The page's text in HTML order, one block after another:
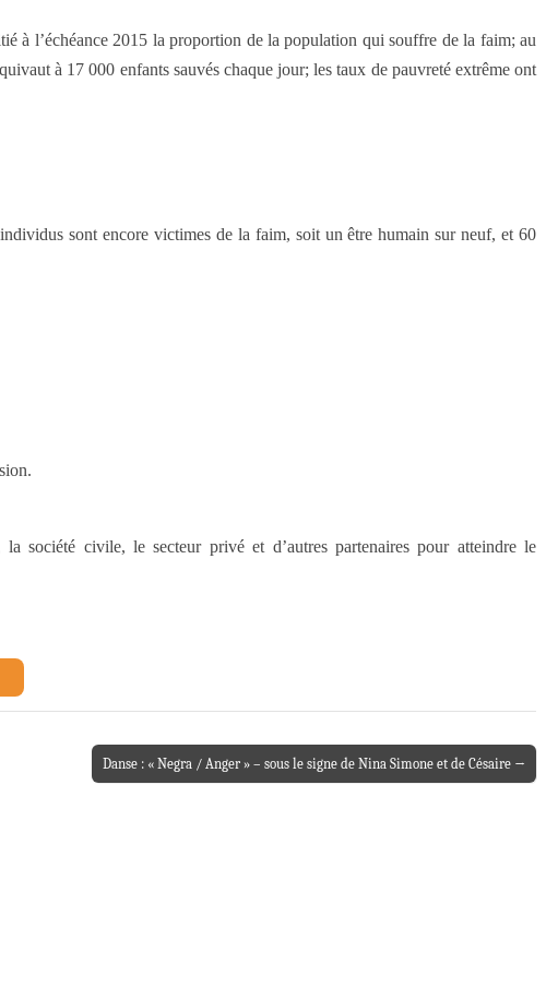
à l’échéance 2015 la proportion de la population qui souffre de la faim; au
à 17 000 enfants sauvés chaque jour; les taux de pauvreté extrême ont
sont encore victimes de la faim, soit un être humain sur neuf, et 60
société civile, le secteur privé et d’autres partenaires pour atteindre le
Danse : « Negra / Anger » – sous le signe de Nina Simone et de Césaire →